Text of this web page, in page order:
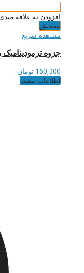
افزودن به علاقه
سنجش
مشاهده سریع
جزوه
160,000 تومان
اطلاعات بیشتر